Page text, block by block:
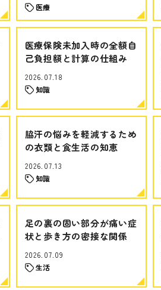
医療
医療保険未加入時の全額自
己負担額と計算の仕組み
2026.07.18
知識
脇汗の悩みを軽減するため
の衣類と食生活の知恵
2026.07.13
知識
足の裏の固い部分が痛い症
状と歩き方の密接な関係
2026.07.09
生活